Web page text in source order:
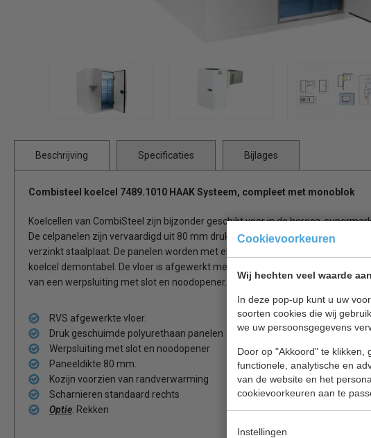
Cookievoorkeuren
Wij hechten veel waarde
In deze pop-up kunt u uw
soorten cookies die wij
we uw persoonsgegevens
Door op "Akkoord" te klikken,
functionele, analytische en
van de website en het
cookievoorkeuren aan te
Instellingen
Beschrijving Specificaties Bijlages
Combisteel koelcel 7489.1010 HAAK Systeem, compleet met monoblok
Koelcellen van CombiSteel zijn bijzonder geschikt voor in de horeca,
De celpanelen zijn vervaardigd uit 80 mm druk geschuimd polyurethaan, aan
verzinkt staalplaat. De panelen worden met elkaar verbonden door een
koelcel demontabel. De vloer is afgewerkt met RVS (AISI 430). De ruime
van een werpsluiting met slot en noodopener.
RVS afgewerkte vloer.
Druk geschuimde polyurethaan panelen
Werpsluiting met slot en noodopener
Paneeldikte 80 mm.
Kozijn voorzien van randverwarming
Scharnieren standaard rechts
Optie: Rekken